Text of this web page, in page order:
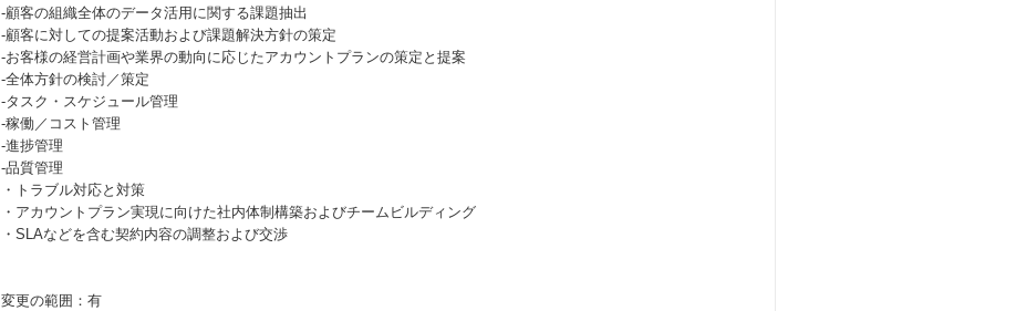
-顧客の組織全体のデータ活用に関する課題抽出
-顧客に対しての提案活動および課題解決方針の策定
-お客様の経営計画や業界の動向に応じたアカウントプランの策定と提案
-全体方針の検討／策定
-タスク・スケジュール管理
-稼働／コスト管理
-進捗管理
-品質管理
・トラブル対応と対策
・アカウントプラン実現に向けた社内体制構築およびチームビルディング
・SLAなどを含む契約内容の調整および交渉
変更の範囲：有